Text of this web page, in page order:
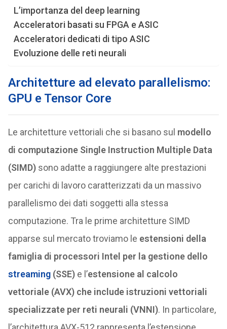
L’importanza del deep learning
Acceleratori basati su FPGA e ASIC
Acceleratori dedicati di tipo ASIC
Evoluzione delle reti neurali
Architetture ad elevato parallelismo:
GPU e Tensor Core
Le architetture vettoriali che si basano sul modello
di computazione Single Instruction Multiple Data
(SIMD)sono adatte a raggiungere alte prestazioni
per carichi di lavoro caratterizzati da un massivo
parallelismo dei dati soggetti alla stessa
computazione. Tra le prime architetture SIMD
apparse sul mercato troviamo le estensioni della
famiglia di processori Intel per la gestione dello
streaming(SSE)e l’estensione al calcolo
vettoriale (AVX) che include istruzioni vettoriali
specializzate per reti neurali (VNNI). In particolare,